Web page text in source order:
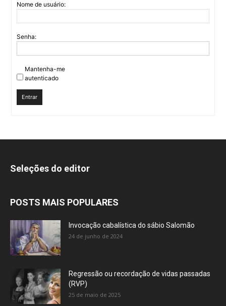
Nome de usuário:
Senha:
Mantenha-me
autenticado
Entrar
Seleções do editor
POSTS MAIS POPULARES
Invocação cabalística do sábio Salomão
24 de junho de 2024
Regressão ou recordação de vidas passadas
(RVP)
25 de maio de 2025